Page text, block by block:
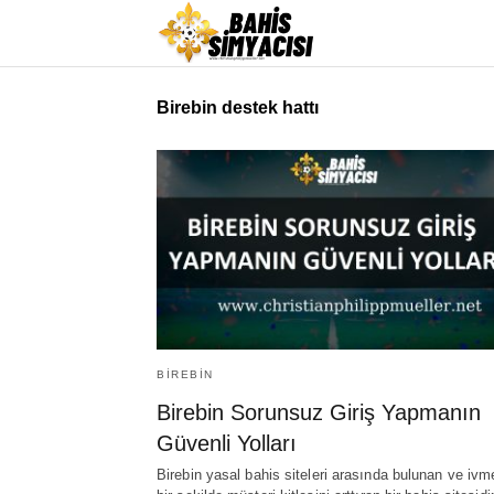
Birebin destek hattı
BIREBIN
Birebin Sorunsuz Giriş Yapmanın
Güvenli Yolları
Birebin yasal bahis siteleri arasında bulunan ve